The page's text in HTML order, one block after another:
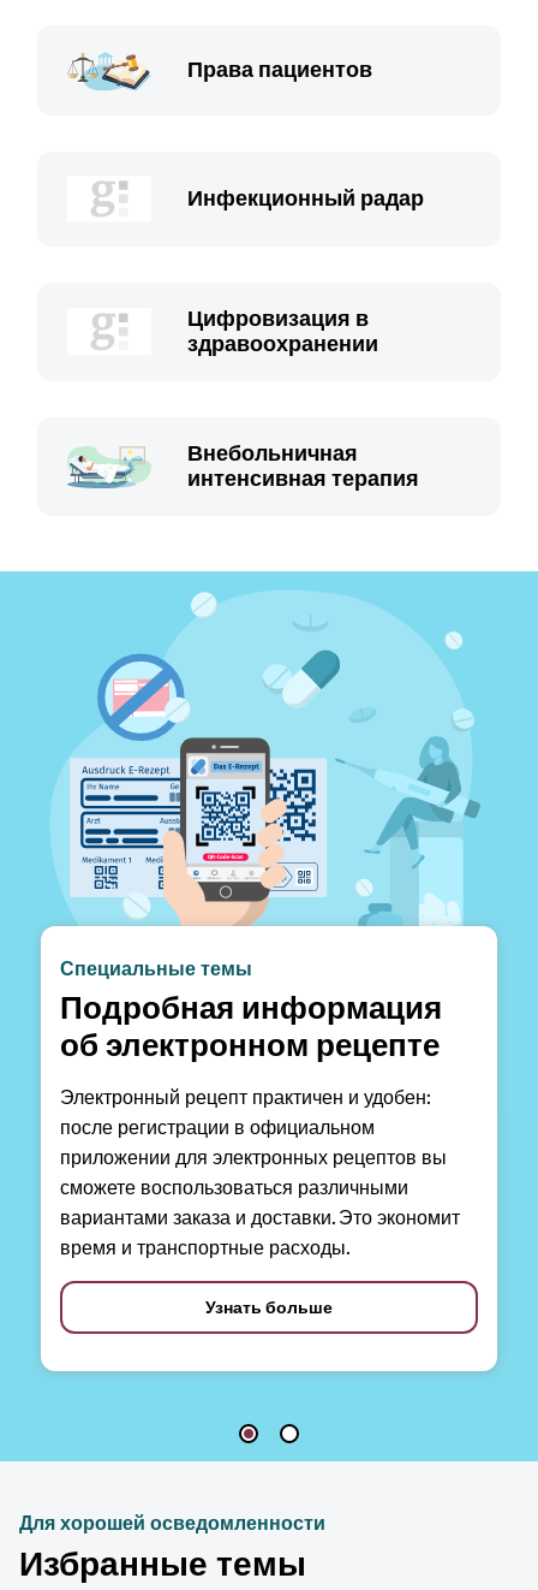
Права пациентов
Инфекционный радар
Цифровизация в
здравоохранении
Внебольничная
интенсивная терапия
Специальные темы
Подробная информация
об электронном рецепте
Электронный рецепт практичен и удобен:
после регистрации в официальном
приложении для электронных рецептов вы
сможете воспользоваться различными
вариантами заказа и доставки. Это экономит
время и транспортные расходы.
Узнать больше
Для хорошей осведомленности
Избранные темы